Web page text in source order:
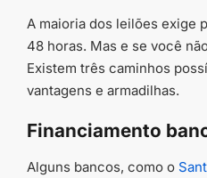
A maioria dos leilões exige
48 horas. Mas e se você
Existem três caminhos
vantagens e armadilhas.
Financiamento
Alguns bancos, como o